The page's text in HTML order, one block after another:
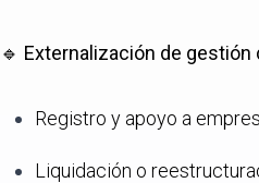
🔹 Externalización de gestión
Registro y apoyo a
Liquidación o